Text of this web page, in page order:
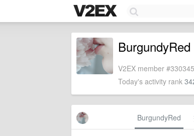
BurgundyRed
V2EX member
Today's activity rank
BurgundyRed